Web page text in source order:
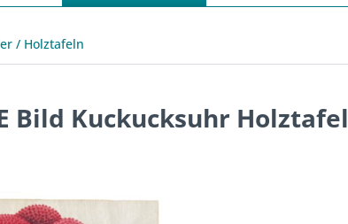
/ Holztafeln
Bild Kuckucksuhr Holztafel